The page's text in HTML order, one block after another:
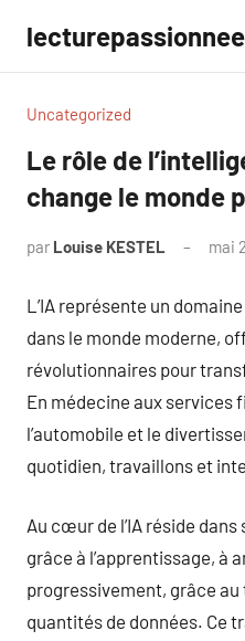
contenu
lecturepassionnee
Uncategorized
Le rôle de
change le monde
par Louise KESTEL mai
L’IA représente un
dans le monde moderne,
révolutionnaires pour
En médecine aux services
l’automobile et le
quotidien, travaillons et
Au cœur de l’IA réside
grâce à l’apprentissage, à
progressivement, grâce
quantités de données. Ce